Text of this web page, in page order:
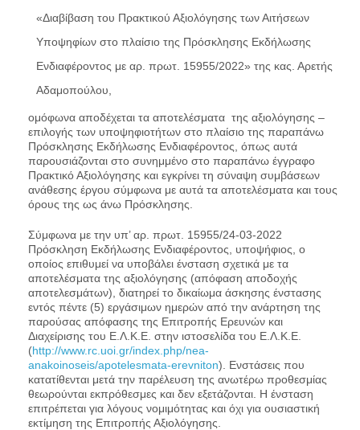
«Διαβίβαση του Πρακτικού Αξιολόγησης των Αιτήσεων
Υποψηφίων στο πλαίσιο της Πρόσκλησης Εκδήλωσης
Ενδιαφέροντος με αρ. πρωτ. 15955/2022» της κας. Αρετής
Αδαμοπούλου,
ομόφωνα αποδέχεται τα αποτελέσματα της αξιολόγησης –
επιλογής των υποψηφιοτήτων στο πλαίσιο της παραπάνω
Πρόσκλησης Εκδήλωσης Ενδιαφέροντος, όπως αυτά
παρουσιάζονται στο συνημμένο στο παραπάνω έγγραφο
Πρακτικό Αξιολόγησης και εγκρίνει τη σύναψη συμβάσεων
ανάθεσης έργου σύμφωνα με αυτά τα αποτελέσματα και τους
όρους της ως άνω Πρόσκλησης.
Σύμφωνα με την υπ’ αρ. πρωτ. 15955/24-03-2022
Πρόσκληση Εκδήλωσης Ενδιαφέροντος, υποψήφιος, ο
οποίος επιθυμεί να υποβάλει ένσταση σχετικά με τα
αποτελέσματα της αξιολόγησης (απόφαση αποδοχής
αποτελεσμάτων), διατηρεί το δικαίωμα άσκησης ένστασης
εντός πέντε (5) εργάσιμων ημερών από την ανάρτηση της
παρούσας απόφασης της Επιτροπής Ερευνών και
Διαχείρισης του Ε.Λ.Κ.Ε. στην ιστοσελίδα του Ε.Λ.Κ.Ε.
(http://www.rc.uoi.gr/index.php/nea-
anakoinoseis/apotelesmata-erevniton). Ενστάσεις που
κατατίθενται μετά την παρέλευση της ανωτέρω προθεσμίας
θεωρούνται εκπρόθεσμες και δεν εξετάζονται. Η ένσταση
επιτρέπεται για λόγους νομιμότητας και όχι για ουσιαστική
εκτίμηση της Επιτροπής Αξιολόγησης.